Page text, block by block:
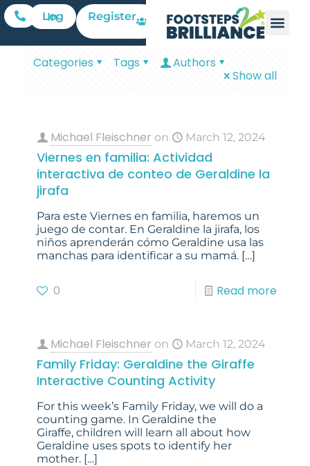
Log In Register
Categories Tags
Authors
Show all
Michael Fleischner on March 12, 2024
Viernes en familia: Actividad
interactiva de conteo de Geraldine la
jirafa
Para este Viernes en familia, haremos un
juego de contar. En Geraldine la jirafa, los
niños aprenderán cómo Geraldine usa las
manchas para identificar a su mamá. […]
0 Read more
Michael Fleischner on March 12, 2024
Family Friday: Geraldine the Giraffe
Interactive Counting Activity
For this week’s Family Friday, we will do a
counting game. In Geraldine the
Giraffe, children will learn all about how
Geraldine uses spots to identify her
mother. […]